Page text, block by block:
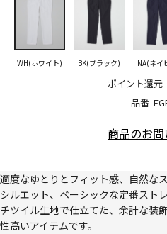
品番
ポイント還元
WH(ホワイト) BK(ブラック) NA(ネイ
商品のお
適度なゆとりとフィット感、自然な
シルエット、ベーシックな定番スト
チツイル生地で仕立てた、余計な装
性高いアイテムです。